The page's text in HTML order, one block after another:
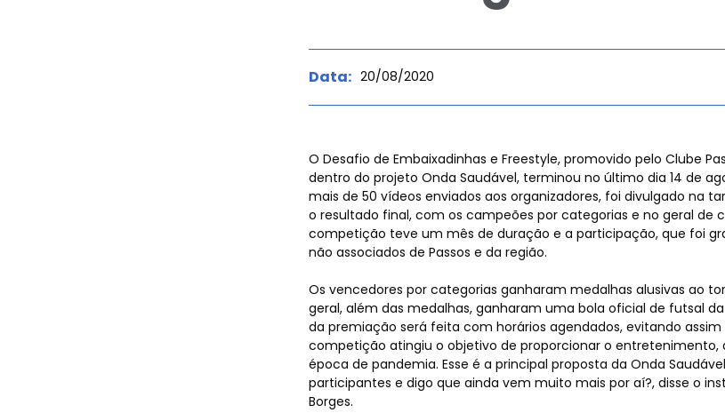
Agenda
de
Data: 20/08/2020
O Desafio de Embaixadinhas e Freestyle, promovido pelo Clube
dentro do projeto Onda Saudável, terminou no último dia 14 de
mais de 50 vídeos enviados aos organizadores, foi divulgado na
o resultado final, com os campeões por categorias e no geral de
competição teve um mês de duração e a participação, que foi
não associados de Passos e da região.
Os vencedores por categorias ganharam medalhas alusivas ao
geral, além das medalhas, ganharam uma bola oficial de futsal
da premiação será feita com horários agendados, evitando assim
competição atingiu o objetivo de proporcionar o entretenimento,
época de pandemia. Esse é a principal proposta da Onda
participantes e digo que ainda vem muito mais por aí?, disse o
Borges.